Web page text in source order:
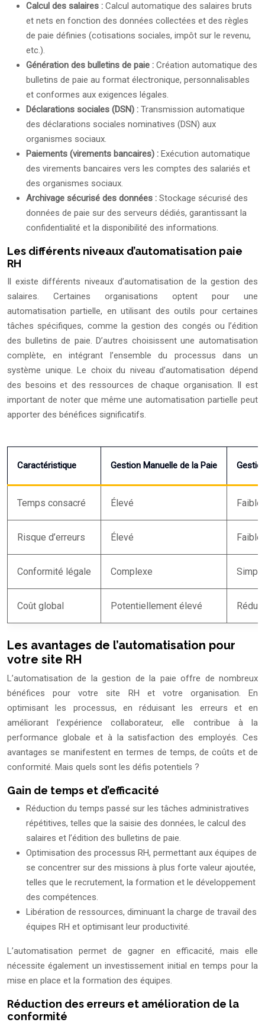
Calcul des salaires : Calcul automatique des salaires bruts
et nets en fonction des données collectées et des règles
de paie définies (cotisations sociales, impôt sur le revenu,
etc.).
Génération des bulletins de paie : Création automatique des
bulletins de paie au format électronique, personnalisables
et conformes aux exigences légales.
Déclarations sociales (DSN) : Transmission automatique
des déclarations sociales nominatives (DSN) aux
organismes sociaux.
Paiements (virements bancaires) : Exécution automatique
des virements bancaires vers les comptes des salariés et
des organismes sociaux.
Archivage sécurisé des données : Stockage sécurisé des
données de paie sur des serveurs dédiés, garantissant la
confidentialité et la disponibilité des informations.
Les différents niveaux d’automatisation paie
RH
Il existe différents niveaux d’automatisation de la gestion des
salaires. Certaines organisations optent pour une
automatisation partielle, en utilisant des outils pour certaines
tâches spécifiques, comme la gestion des congés ou l’édition
des bulletins de paie. D’autres choisissent une automatisation
complète, en intégrant l’ensemble du processus dans un
système unique. Le choix du niveau d’automatisation dépend
des besoins et des ressources de chaque organisation. Il est
important de noter que même une automatisation partielle peut
apporter des bénéfices significatifs.
Caractéristique Gestion Manuelle de la Paie
Temps consacré Élevé Faible
Risque d’erreurs Élevé Faible
Conformité légale Complexe
Coût global Potentiellement élevé Réduit
Les avantages de l’automatisation pour
votre site RH
L’automatisation de la gestion de la paie offre de nombreux
bénéfices pour votre site RH et votre organisation. En
optimisant les processus, en réduisant les erreurs et en
améliorant l’expérience collaborateur, elle contribue à la
performance globale et à la satisfaction des employés. Ces
avantages se manifestent en termes de temps, de coûts et de
conformité. Mais quels sont les défis potentiels ?
Gain de temps et d’efficacité
Réduction du temps passé sur les tâches administratives
répétitives, telles que la saisie des données, le calcul des
salaires et l’édition des bulletins de paie.
Optimisation des processus RH, permettant aux équipes de
se concentrer sur des missions à plus forte valeur ajoutée,
telles que le recrutement, la formation et le développement
des compétences.
Libération de ressources, diminuant la charge de travail des
équipes RH et optimisant leur productivité.
L’automatisation permet de gagner en efficacité, mais elle
nécessite également un investissement initial en temps pour la
mise en place et la formation des équipes.
Réduction des erreurs et amélioration de la
conformité